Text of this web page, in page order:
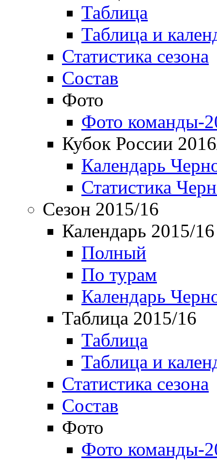
Таблица
Таблица и
Статистика сезона
Состав
Фото
Фото команды-
Кубок России
Календарь
Статистика
Сезон 2015/16
Календарь 2015/16
Полный
По турам
Календарь
Таблица 2015/16
Таблица
Таблица и
Статистика сезона
Состав
Фото
Фото команды-